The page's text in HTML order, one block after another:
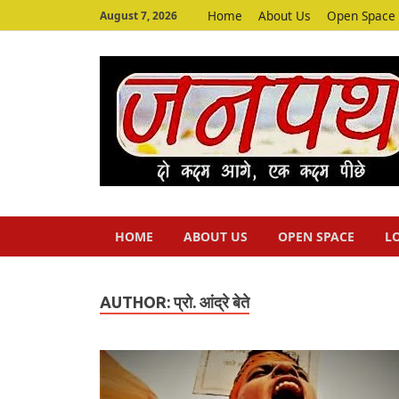
August 7, 2026 Home About Us Open Space
HOME ABOUT US OPEN SPACE
AUTHOR:प्रो. आंद्रे बेते